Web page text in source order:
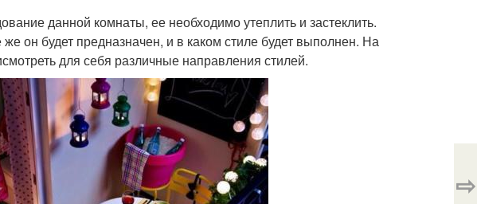
данной комнаты, ее необходимо утеплить и застеклить.
он будет предназначен, и в каком стиле будет выполнен. На
для себя различные направления стилей.
⇨